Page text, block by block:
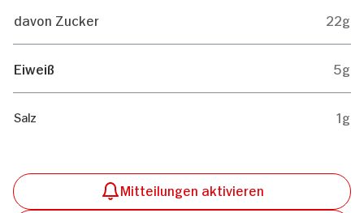
davon Zucker 22g
Eiweiß 5g
Salz 1g
Mitteilungen aktivieren